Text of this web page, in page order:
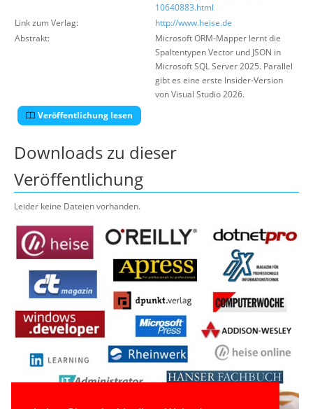
10640883.html
Link zum Verlag:
http://www.heise.de
Abstrakt:
Microsoft ORM-Mapper lernt die
Spaltentypen Vector und JSON in
Microsoft SQL Server 2025. Parallel
gibt es eine erste Insider-Version
von Visual Studio 2026.
Veröffentlichung lesen
Downloads zu dieser
Veröffentlichung
Leider keine Dateien vorhanden.